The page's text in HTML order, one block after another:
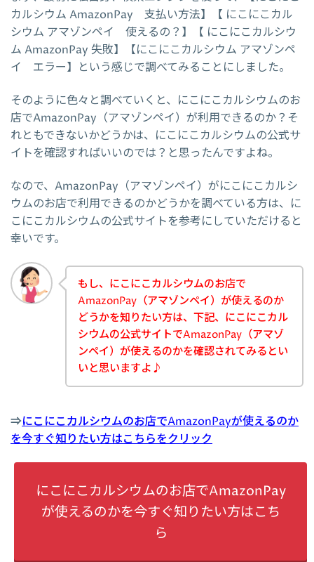
カルシウム AmazonPay 支払い方法】【 にこにこカル
シウム アマゾンペイ 使えるの？】【 にこにこカルシウ
ム AmazonPay 失敗】【にこにこカルシウム アマゾンペ
イ エラー】という感じで調べてみることにしました。
そのように色々と調べていくと、にこにこカルシウムのお
店でAmazonPay（アマゾンペイ）が利用できるのか？そ
れともできないかどうかは、にこにこカルシウムの公式サ
イトを確認すればいいのでは？と思ったんですよね。
なので、AmazonPay（アマゾンペイ）がにこにこカルシ
ウムのお店で利用できるのかどうかを調べている方は、に
こにこカルシウムの公式サイトを参考にしていただけると
幸いです。
もし、にこにこカルシウムのお店で
AmazonPay（アマゾンペイ）が使えるのか
どうかを知りたい方は、下記、にこにこカル
シウムの公式サイトでAmazonPay（アマゾ
ンペイ）が使えるのかを確認されてみるとい
いと思いますよ♪
⇒にこにこカルシウムのお店でAmazonPayが使えるのか
を今すぐ知りたい方はこちらをクリック
にこにこカルシウムのお店でAmazonPay
が使えるのかを今すぐ知りたい方はこち
ら